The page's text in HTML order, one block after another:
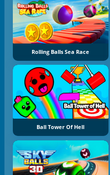
Rolling Balls Sea Race
Ball Tower Of Hell